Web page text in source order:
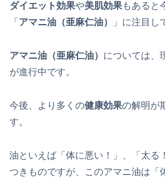
ダイエット効果や美肌効果もあると
「 アマニ油（亜麻仁油） 」に注目し
アマニ油（亜麻仁油） については、
が進行中です。
今後、より多くの健康効果の解明が
す。
油といえば「体に悪い！」、「太る
つきものですが、このアマニ油は「